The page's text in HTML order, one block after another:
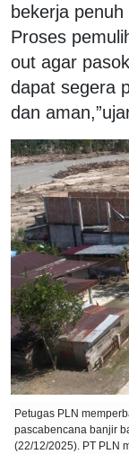
bekerja
Proses
out agar
dapat segera
dan
Petugas PLN
pascabencana banjir
(22/12/2025). PT PLN